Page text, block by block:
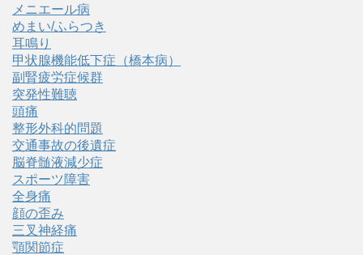
メニエール病
めまい/ふらつき
耳鳴り
甲状腺機能低下症（橋本病）
副腎疲労症候群
突発性難聴
頭痛
整形外科的問題
交通事故の後遺症
脳脊髄液減少症
スポーツ障害
全身痛
顔の歪み
三叉神経痛
顎関節症